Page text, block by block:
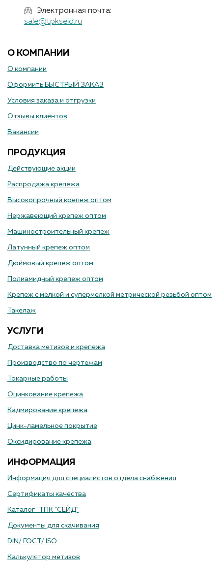
Электронная почта:
sale@tpkseid.ru
О КОМПАНИИ
О компании
Оформить БЫСТРЫЙ ЗАКАЗ
Условия заказа и отгрузки
Отзывы клиентов
Вакансии
ПРОДУКЦИЯ
Действующие акции
Распродажа крепежа
Высокопрочный крепеж оптом
Нержавеющий крепеж оптом
Машиностроительный крепеж
Латунный крепеж оптом
Дюймовый крепеж оптом
Полиамидный крепеж оптом
Крепеж с мелкой и супермелкой метрической резьбой оптом
Такелаж
УСЛУГИ
Доставка метизов и крепежа
Производство по чертежам
Токарные работы
Оцинкование крепежа
Кадмирование крепежа
Цинк-ламельное покрытие
Оксидирование крепежа
ИНФОРМАЦИЯ
Информация для специалистов отдела снабжения
Сертификаты качества
Каталог "ТПК "СЕЙД"
Документы для скачивания
DIN/ ГОСТ/ ISO
Калькулятор метизов